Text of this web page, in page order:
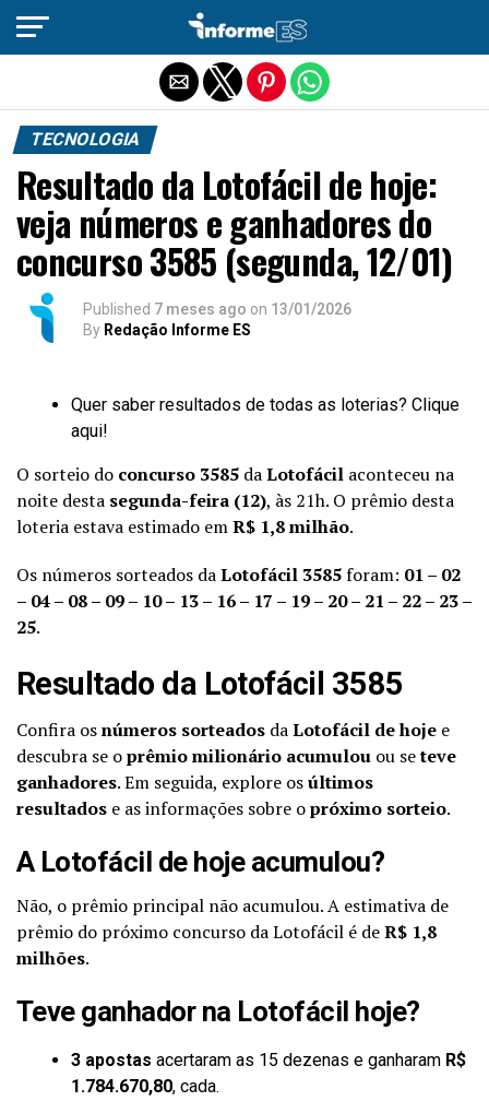
TECNOLOGIA
Resultado da Lotofácil de hoje:
veja números e ganhadores do
concurso 3585 (segunda, 12/01)
Published 7 meses ago on 13/01/2026
By Redação Informe ES
Quer saber resultados de todas as loterias? Clique
aqui!
O sorteio do concurso 3585 daLotofácil aconteceu na
noite desta segunda-feira (12), às 21h. O prêmio desta
loteria estava estimado emR$ 1,8 milhão.
Os números sorteados daLotofácil 3585foram: 01 – 02
– 04 – 08 – 09 – 10 – 13 – 16 – 17 – 19 – 20 – 21 – 22 – 23 –
25.
Resultado da Lotofácil 3585
Confira osnúmeros sorteados daLotofácil de hoje e
descubra se oprêmio milionário acumulou ou seteve
ganhadores. Em seguida, explore osúltimos
resultados e as informações sobre opróximo sorteio.
A Lotofácil de hoje acumulou?
Não, o prêmio principal não acumulou. A estimativa de
prêmio do próximo concurso da Lotofácil é deR$ 1,8
milhões.
Teve ganhador na Lotofácil hoje?
3 apostas acertaram as 15 dezenas e ganharam R$
1.784.670,80, cada.
Sair da versão mobile